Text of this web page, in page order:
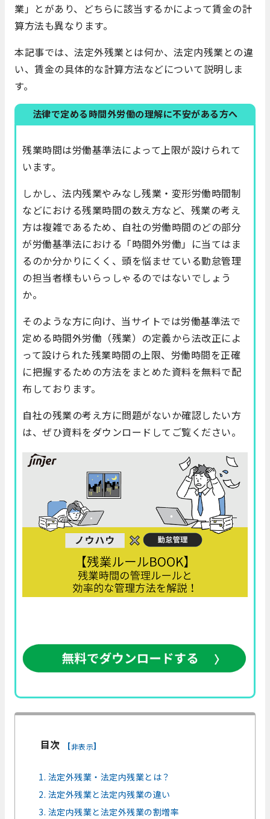
業」とがあり、どちらに該当するかによって賃金の計
算方法も異なります。
本記事では、法定外残業とは何か、法定内残業との違
い、賃金の具体的な計算方法などについて説明しま
す。
法律で定める時間外労働の理解に不安がある方へ
残業時間は労働基準法によって上限が設けられて
います。
しかし、法内残業やみなし残業・変形労働時間制
などにおける残業時間の数え方など、残業の考え
方は複雑であるため、自社の労働時間のどの部分
が労働基準法における「時間外労働」に当てはま
るのか分かりにくく、頭を悩ませている勤怠管理
の担当者様もいらっしゃるのではないでしょう
か。
そのような方に向け、当サイトでは労働基準法で
定める時間外労働（残業）の定義から法改正によ
って設けられた残業時間の上限、労働時間を正確
に把握するための方法をまとめた資料を無料で配
布しております。
自社の残業の考え方に問題がないか確認したい方
は、ぜひ資料をダウンロードしてご覧ください。
目次 [非表示]
1. 法定外残業・法定内残業とは？
2. 法定外残業と法定内残業の違い
3. 法定内残業と法定外残業の割増率